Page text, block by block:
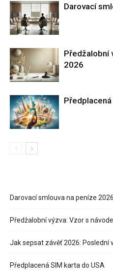
Darovací
Předžalobní
2026
Darovací smlouva na peníze 2026
Předžalobní výzva: Vzor s
Jak sepsat závěť 2026: Poslední
Předplacená SIM karta do USA